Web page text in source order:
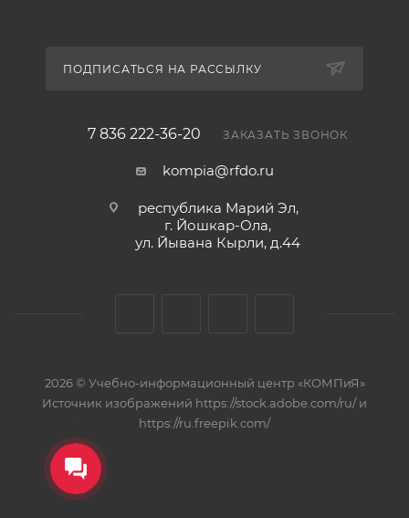
ПОДПИСАТЬСЯ НА РАССЫЛКУ
7 836 222-36-20 ЗАКАЗАТЬ ЗВОНОК
kompia@rfdo.ru
республика Марий Эл,
г. Йошкар-Ола,
ул. Йывана Кырли, д.44
2026 © Учебно-информационный центр «КОМПиЯ»
Источник изображений https://stock.adobe.com/ru/ и
https://ru.freepik.com/